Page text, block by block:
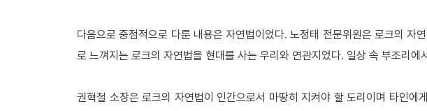
다음으로 중점적으로 다룬 내용은 자연법이었다.노정태 전문위원은 로크의 자
로 느껴지는 로크의 자연법을 현대를 사는 우리와 연관지었다. 일상 속 부조리에
권혁철 소장은 로크의 자연법이 인간으로서 마땅히 지켜야 할 도리이며 타인